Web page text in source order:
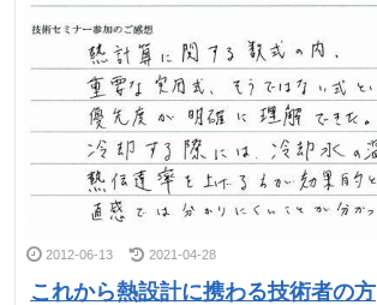
2012-06-13 2021-04-28
これから熱設計に携わる技術者の方